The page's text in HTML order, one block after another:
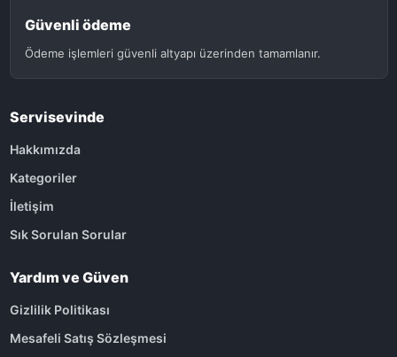
Güvenli ödeme
Ödeme işlemleri güvenli altyapı üzerinden tamamlanır.
Servisevinde
Hakkımızda
Kategoriler
İletişim
Sık Sorulan Sorular
Yardım ve Güven
Gizlilik Politikası
Mesafeli Satış Sözleşmesi